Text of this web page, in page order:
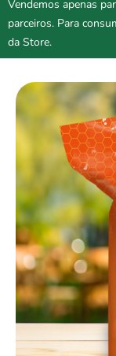
Vendemos apenas
parceiros. Para
da Store.